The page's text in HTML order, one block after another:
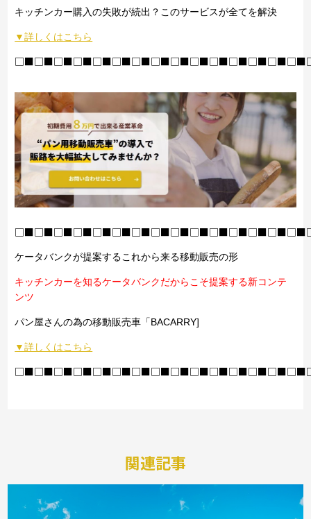
キッチンカー購入の失敗が続出？このサービスが全てを解決
▼詳しくはこちら
ケータバンクが提案するこれから来る移動販売の形
キッチンカーを知るケータバンクだからこそ提案する新コンテ
ンツ
パン屋さんの為の移動販売車「BACARRY]
▼詳しくはこちら
関連記事